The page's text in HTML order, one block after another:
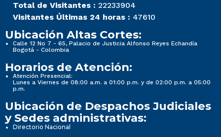
Total de Visitantes : 22233904
Visitantes Últimas 24 horas : 47610
Ubicación Altas Cortes:
Calle 12 No 7 - 65, Palacio de Justicia Alfonso Reyes Echandía
Bogotá - Colombia
Horarios de Atención:
Atención Presencial:
Lunes a Viernes de 08:00 a.m. a 01:00 p.m. y de 02:00 p.m. a 05:00
p.m.
Ubicación de Despachos Judiciales
y Sedes administrativas:
Directorio Nacional